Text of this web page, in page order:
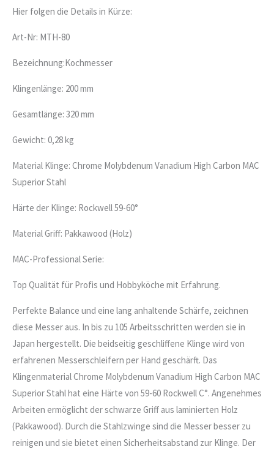
Hier folgen die Details in Kürze:
Art-Nr: MTH-80
Bezeichnung:Kochmesser
Klingenlänge: 200 mm
Gesamtlänge: 320 mm
Gewicht: 0,28 kg
Material Klinge: Chrome Molybdenum Vanadium High Carbon MAC
Superior Stahl
Härte der Klinge: Rockwell 59-60°
Material Griff: Pakkawood (Holz)
MAC-Professional Serie:
Top Qualität für Profis und Hobbyköche mit Erfahrung.
Perfekte Balance und eine lang anhaltende Schärfe, zeichnen
diese Messer aus. In bis zu 105 Arbeitsschritten werden sie in
Japan hergestellt. Die beidseitig geschliffene Klinge wird von
erfahrenen Messerschleifern per Hand geschärft. Das
Klingenmaterial Chrome Molybdenum Vanadium High Carbon MAC
Superior Stahl hat eine Härte von 59-60 Rockwell C°. Angenehmes
Arbeiten ermöglicht der schwarze Griff aus laminierten Holz
(Pakkawood). Durch die Stahlzwinge sind die Messer besser zu
reinigen und sie bietet einen Sicherheitsabstand zur Klinge. Der